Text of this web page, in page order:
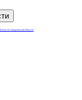
власти Свердловской области